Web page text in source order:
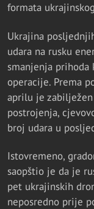
formata
Ukrajina
udara na rusku
smanjenja prihoda
operacije. Prema
aprilu je
postrojenja,
broj udara u
Istovremeno,
saopštio je da je
pet ukrajinskih
neposredno prije